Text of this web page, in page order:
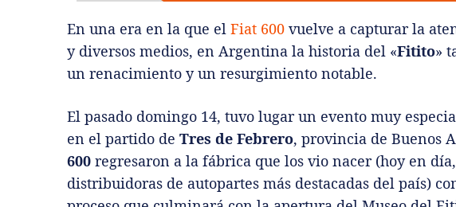
En una era en la que el Fiat 600 vuelve a capturar la
y diversos medios, en Argentina la historia del «Fitito»
un renacimiento y un resurgimiento notable.
El pasado domingo 14, tuvo lugar un evento muy
en el partido de Tres de Febrero, provincia de Buenos
600 regresaron a la fábrica que los vio nacer (hoy en
distribuidoras de autopartes más destacadas del país)